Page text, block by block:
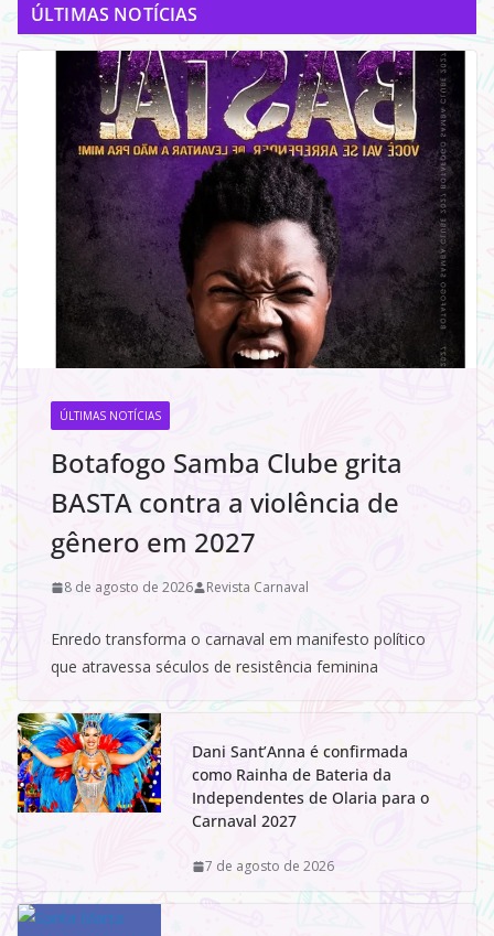
ÚLTIMAS NOTÍCIAS
ÚLTIMAS NOTÍCIAS
Botafogo Samba Clube grita
BASTA contra a violência de
gênero em 2027
8 de agosto de 2026 Revista Carnaval
Enredo transforma o carnaval em manifesto político
que atravessa séculos de resistência feminina
Dani Sant’Anna é confirmada
como Rainha de Bateria da
Independentes de Olaria para o
Carnaval 2027
7 de agosto de 2026